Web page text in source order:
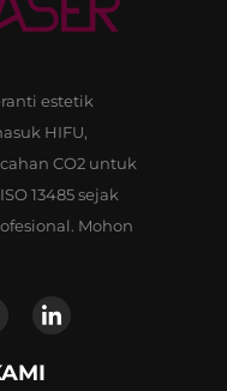
estetik
HIFU,
CO2 untuk
13485 sejak
Mohon